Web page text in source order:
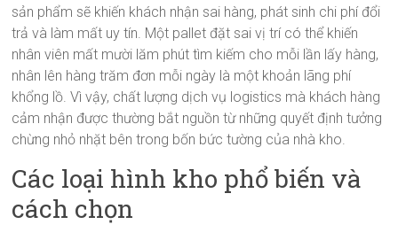
sản phẩm sẽ khiến khách nhận sai hàng, phát sinh chi phí đổi
trả và làm mất uy tín. Một pallet đặt sai vị trí có thể khiến
nhân viên mất mười lăm phút tìm kiếm cho mỗi lần lấy hàng,
nhân lên hàng trăm đơn mỗi ngày là một khoản lãng phí
khổng lồ. Vì vậy, chất lượng dịch vụ logistics mà khách hàng
cảm nhận được thường bắt nguồn từ những quyết định tưởng
chừng nhỏ nhặt bên trong bốn bức tường của nhà kho.
Các loại hình kho phổ biến và
cách chọn